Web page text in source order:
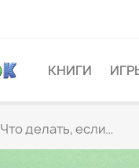
КНИГИ
Что делать, если…